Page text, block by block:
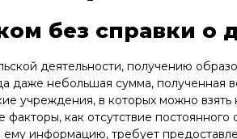
без справки о
деятельности, получению
даже небольшая сумма,
учреждения, в которых можно
как отсутствие
информацию, требует